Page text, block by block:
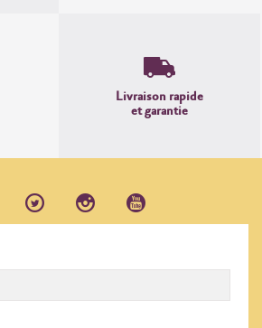
Livraison rapide
et garantie